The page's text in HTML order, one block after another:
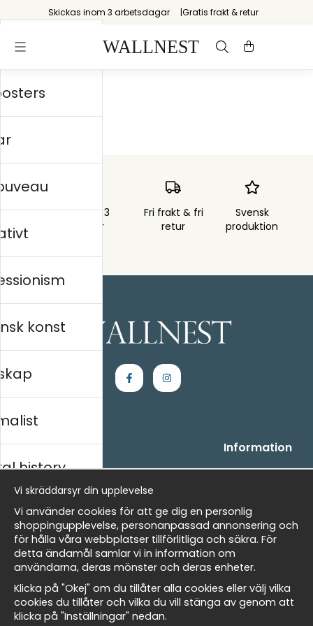
Skickas inom 3 arbetsdagar Gratis frakt & retur
Skickas inom 3
arbetsdagar
Fri frakt & fri
retur
Svensk
produktion
Handla
- Frågor? Vi hjälper dig gärna.
- När du handlar hos oss
- Returer och återbetalningar
- Leverans - enkelt, snabbt &amp; gratis
- Cookies på Wallnest
- Här hittar du dina sparade favoriter
Information
Vi är Wallnest
Nyhetsbrev
Få våra bästa erbjudanden och nyheter!
konst
history
Vi skräddarsyr din upplevelse
Vi använder cookies för att ge dig en personlig
shoppingupplevelse, personanpassad annonsering och
för hålla våra webbplatser tillförlitliga och säkra. För
detta ändamål samlar vi in information om
användarna, deras mönster och deras enheter.
Klicka på "Okej" om du tillåter alla cookies eller välj vilka
cookies du tillåter och vilka du vill stänga av genom att
klicka på "Inställningar" nedan.